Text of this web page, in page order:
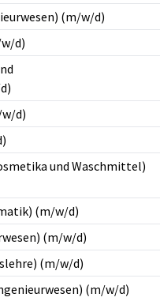
(m/w/d)
d)
w/d)
und Waschmittel)
(m/w/d)
(m/w/d)
(m/w/d)
(m/w/d)